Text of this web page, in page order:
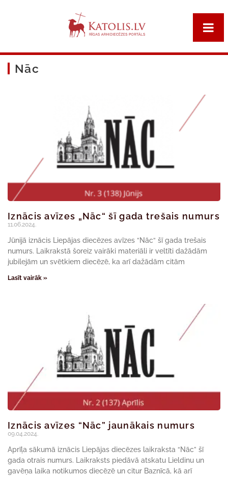
Nāc
Iznācis avīzes „Nāc“ šī gada trešais numurs
11.06.2024.
Jūnijā iznācis Liepājas diecēzes avīzes “Nāc“ šī gada trešais
numurs. Laikrakstā šoreiz vairāki materiāli ir veltīti dažādām
jubilejām un svētkiem diecēzē, ka arī dažādām citām
Lasīt vairāk »
Iznācis avīzes “Nāc” jaunākais numurs
09.04.2024.
Aprīļa sākumā iznācis Liepājas diecēzes laikraksta “Nāc” šī
gada otrais numurs. Laikraksts piedāvā atskatu Lieldinu un
gavēņa laika notikumos diecēzē un citur Baznīcā, kā arī